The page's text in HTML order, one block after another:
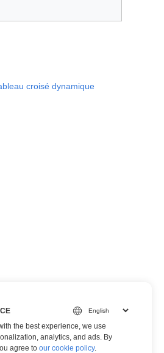
croisé dynamique
the best experience, we use
analytics, and ads. By
agree to our cookie policy.